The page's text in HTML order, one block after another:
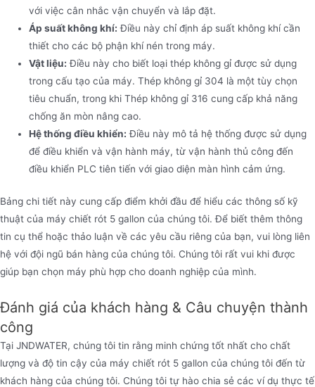
với việc cân nhắc vận chuyển và lắp đặt.
Áp suất không khí: Điều này chỉ định áp suất không khí cần
thiết cho các bộ phận khí nén trong máy.
Vật liệu: Điều này cho biết loại thép không gỉ được sử dụng
trong cấu tạo của máy. Thép không gỉ 304 là một tùy chọn
tiêu chuẩn, trong khi Thép không gỉ 316 cung cấp khả năng
chống ăn mòn nâng cao.
Hệ thống điều khiển: Điều này mô tả hệ thống được sử dụng
để điều khiển và vận hành máy, từ vận hành thủ công đến
điều khiển PLC tiên tiến với giao diện màn hình cảm ứng.
Bảng chi tiết này cung cấp điểm khởi đầu để hiểu các thông số kỹ
thuật của máy chiết rót 5 gallon của chúng tôi. Để biết thêm thông
tin cụ thể hoặc thảo luận về các yêu cầu riêng của bạn, vui lòng liên
hệ với đội ngũ bán hàng của chúng tôi. Chúng tôi rất vui khi được
giúp bạn chọn máy phù hợp cho doanh nghiệp của mình.
Đánh giá của khách hàng & Câu chuyện thành
công
Tại JNDWATER, chúng tôi tin rằng minh chứng tốt nhất cho chất
lượng và độ tin cậy của máy chiết rót 5 gallon của chúng tôi đến từ
khách hàng của chúng tôi. Chúng tôi tự hào chia sẻ các ví dụ thực tế